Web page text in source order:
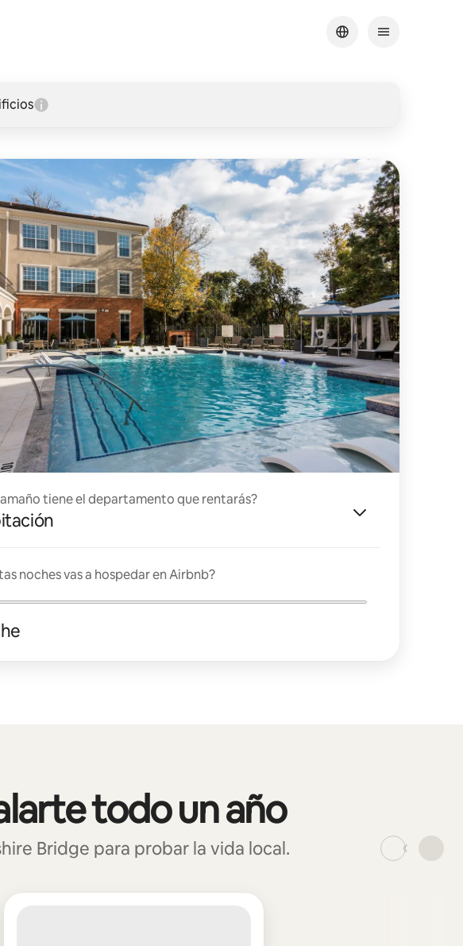
tiene el departamento que rentarás?
noches vas a hospedar en Airbnb?
todo un año
Bridge para probar la vida local. _